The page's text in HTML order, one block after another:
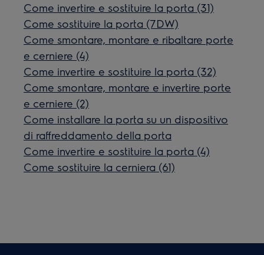
Come invertire e sostituire la porta (31)
Come sostituire la porta (7DW)
Come smontare, montare e ribaltare porte
e cerniere (4)
Come invertire e sostituire la porta (32)
Come smontare, montare e invertire porte
e cerniere (2)
Come installare la porta su un dispositivo
di raffreddamento della porta
Come invertire e sostituire la porta (4)
Come sostituire la cerniera (61)